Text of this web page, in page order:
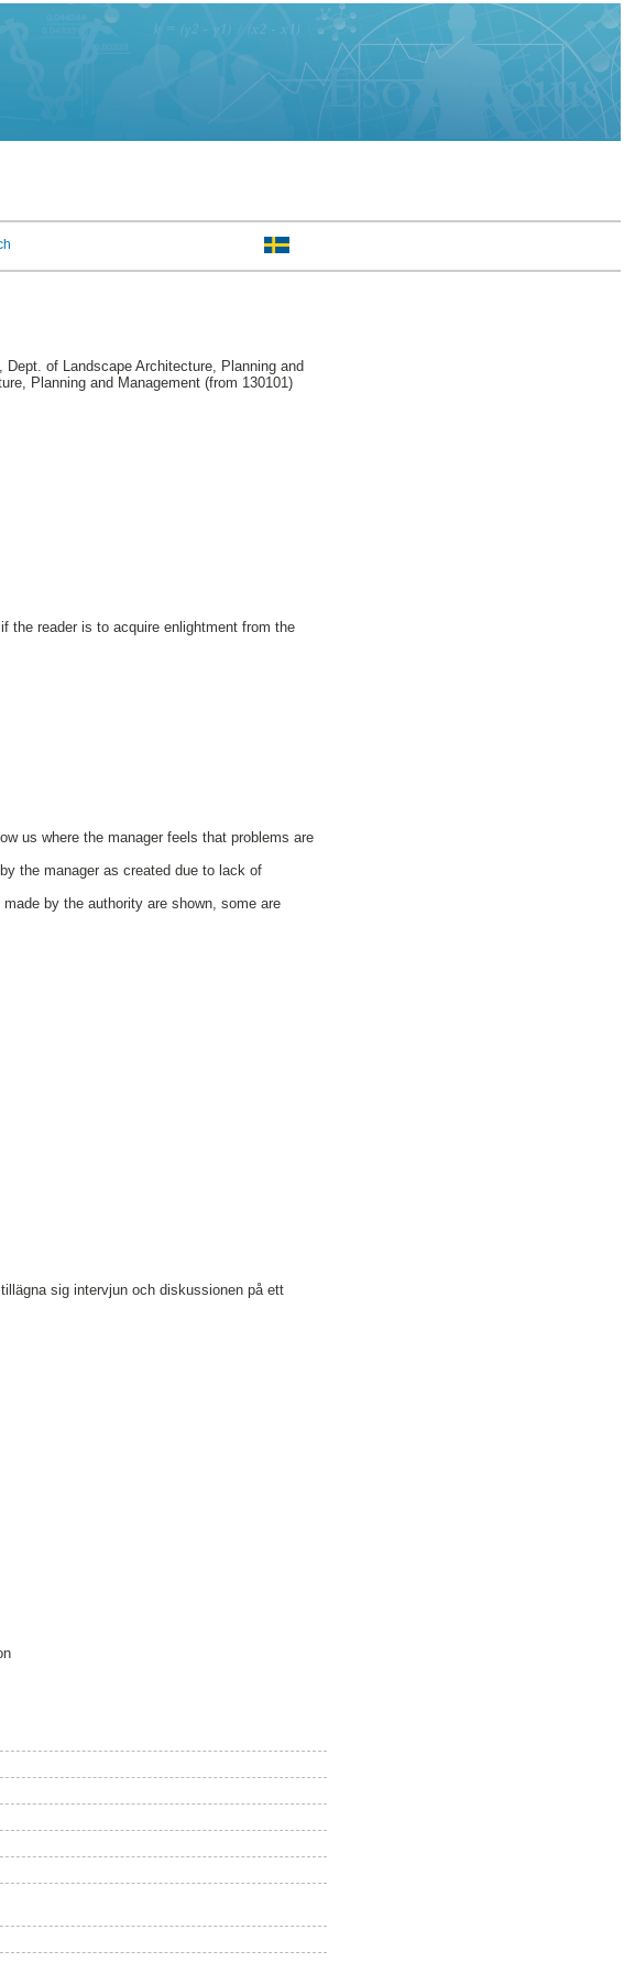
Dept. of Landscape Architecture, Planning and
Planning and Management (from 130101)
the reader is to acquire enlightment from the
us where the manager feels that problems are
the manager as created due to lack of
by the authority are shown, some are
sig intervjun och diskussionen på ett